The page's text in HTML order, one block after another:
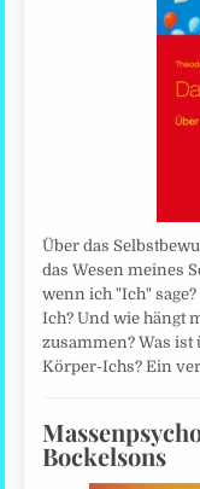
Über das
das Wesen meines
wenn ich "Ich"
Ich? Und wie hängt
zusammen? Was
Körper-Ichs? Ein
Bockelsons